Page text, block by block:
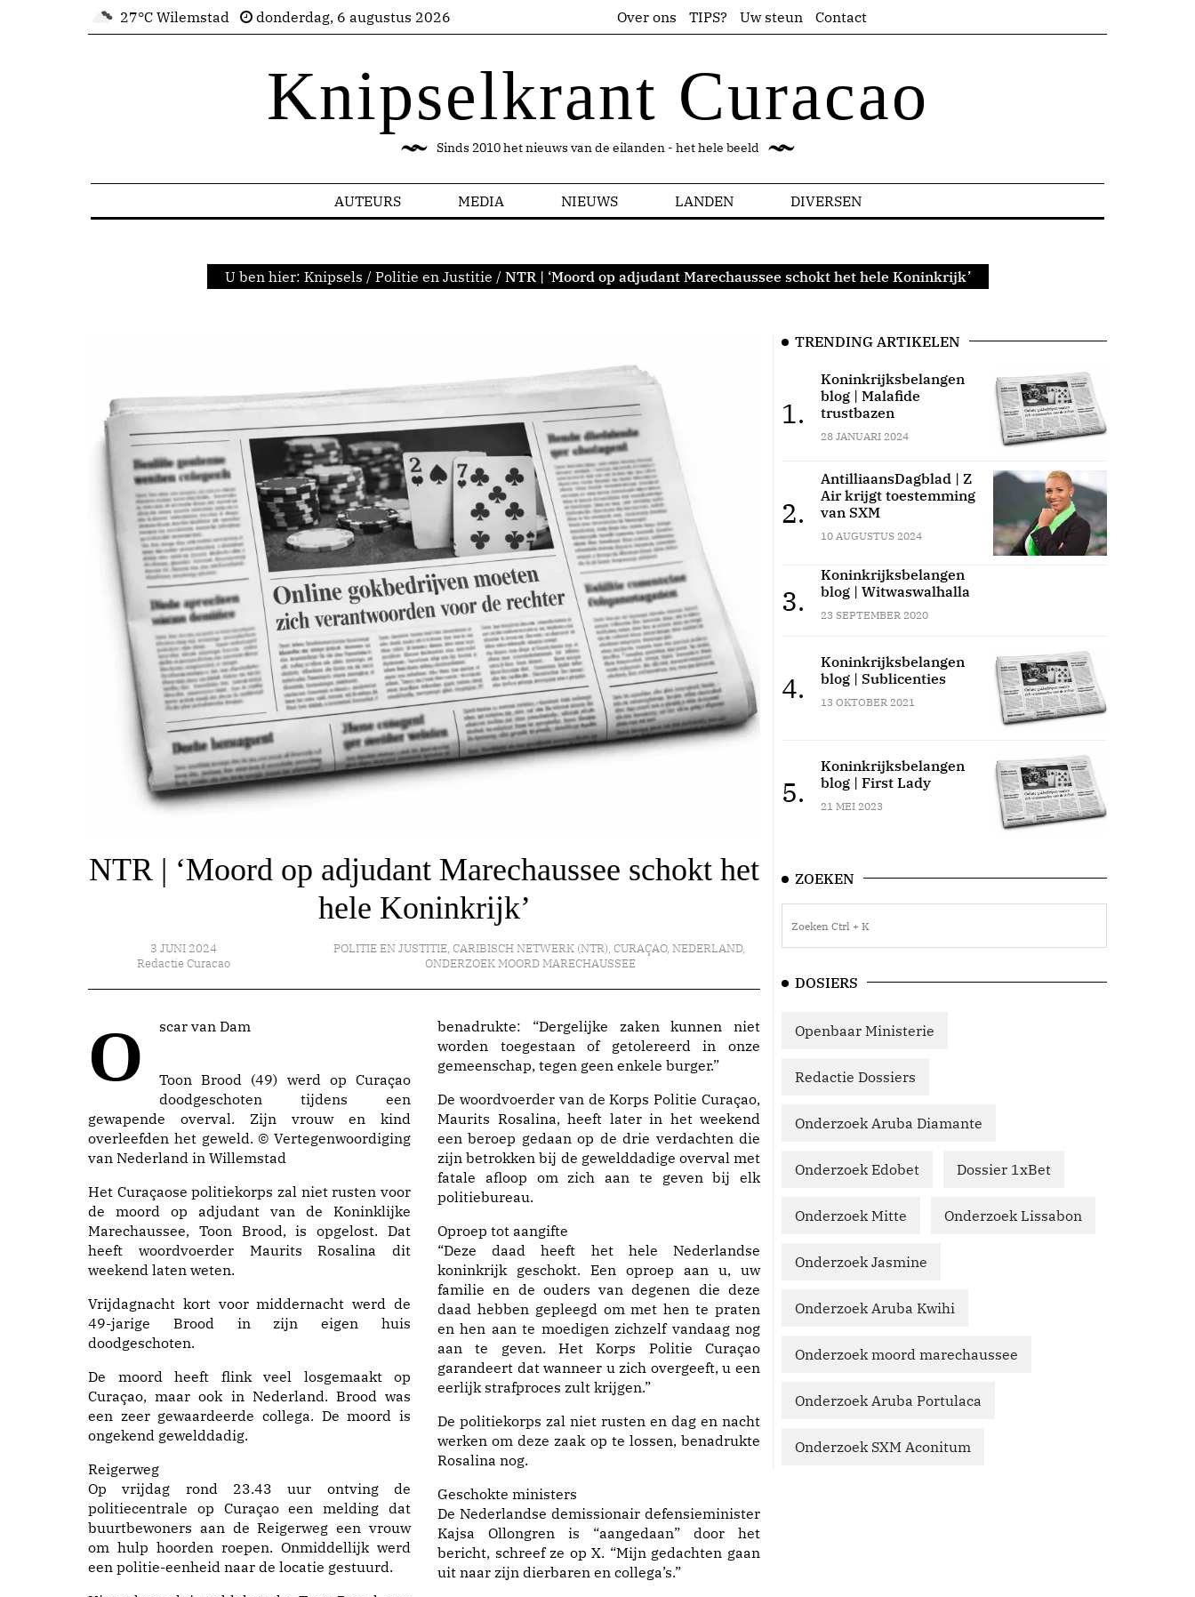
27°C Wilemstad donderdag, 6 augustus 2026 Over ons TIPS? Uw steun Contact
Knipselkrant Curacao
Sinds 2010 het nieuws van de eilanden - het hele beeld
AUTEURS MEDIA NIEUWS LANDEN DIVERSEN
U ben hier: Knipsels / Politie en Justitie / NTR | ‘Moord op adjudant Marechaussee schokt het hele Koninkrijk’
NTR | ‘Moord op adjudant Marechaussee schokt het
hele Koninkrijk’
3 JUNI 2024
Redactie Curacao
POLITIE EN JUSTITIE,CARIBISCH NETWERK (NTR),CURAÇAO,NEDERLAND,
ONDERZOEK MOORD MARECHAUSSEE
Oscar van Dam
Toon Brood (49) werd op Curaçao
doodgeschoten tijdens een
gewapende overval. Zijn vrouw en kind
overleefden het geweld. © Vertegenwoordiging
van Nederland in Willemstad
Het Curaçaose politiekorps zal niet rusten voor
de moord op adjudant van de Koninklijke
Marechaussee, Toon Brood, is opgelost. Dat
heeft woordvoerder Maurits Rosalina dit
weekend laten weten.
Vrijdagnacht kort voor middernacht werd de
49-jarige Brood in zijn eigen huis
doodgeschoten.
De moord heeft flink veel losgemaakt op
Curaçao, maar ook in Nederland. Brood was
een zeer gewaardeerde collega. De moord is
ongekend gewelddadig.
Reigerweg
Op vrijdag rond 23.43 uur ontving de
politiecentrale op Curaçao een melding dat
buurtbewoners aan de Reigerweg een vrouw
om hulp hoorden roepen. Onmiddellijk werd
een politie-eenheid naar de locatie gestuurd.
benadrukte: “Dergelijke zaken kunnen niet
worden toegestaan of getolereerd in onze
gemeenschap, tegen geen enkele burger.”
De woordvoerder van de Korps Politie Curaçao,
Maurits Rosalina, heeft later in het weekend
een beroep gedaan op de drie verdachten die
zijn betrokken bij de gewelddadige overval met
fatale afloop om zich aan te geven bij elk
politiebureau.
Oproep tot aangifte
“Deze daad heeft het hele Nederlandse
koninkrijk geschokt. Een oproep aan u, uw
familie en de ouders van degenen die deze
daad hebben gepleegd om met hen te praten
en hen aan te moedigen zichzelf vandaag nog
aan te geven. Het Korps Politie Curaçao
garandeert dat wanneer u zich overgeeft, u een
eerlijk strafproces zult krijgen.”
De politiekorps zal niet rusten en dag en nacht
werken om deze zaak op te lossen, benadrukte
Rosalina nog.
Geschokte ministers
De Nederlandse demissionair defensieminister
Kajsa Ollongren is “aangedaan” door het
bericht, schreef ze op X. “Mijn gedachten gaan
uit naar zijn dierbaren en collega’s.”
TRENDING ARTIKELEN
1.
Koninkrijksbelangen
blog | Malafide
trustbazen
28 JANUARI 2024
2.
AntilliaansDagblad | Z
Air krijgt toestemming
van SXM
10 AUGUSTUS 2024
3.
Koninkrijksbelangen
blog | Witwaswalhalla
23 SEPTEMBER 2020
4.
Koninkrijksbelangen
blog | Sublicenties
13 OKTOBER 2021
5.
Koninkrijksbelangen
blog | First Lady
21 MEI 2023
ZOEKEN
DOSIERS
Openbaar Ministerie
Redactie Dossiers
Onderzoek Aruba Diamante
Onderzoek Edobet Dossier 1xBet
Onderzoek Mitte Onderzoek Lissabon
Onderzoek Jasmine
Onderzoek Aruba Kwihi
Onderzoek moord marechaussee
Onderzoek Aruba Portulaca
Onderzoek SXM Aconitum